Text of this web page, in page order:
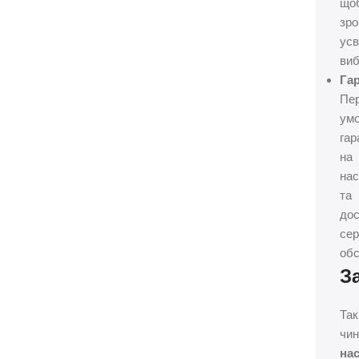
на
та